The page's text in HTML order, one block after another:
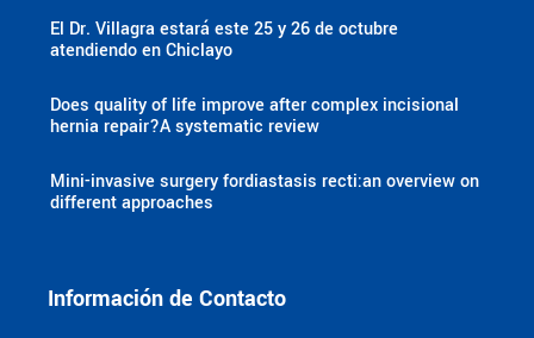
Información de Contacto
El Dr. Villagra estará este 25 y 26 de octubre
atendiendo en Chiclayo
Does quality of life improve after complex incisional
hernia repair?A systematic review
Mini-invasive surgery fordiastasis recti:an overview on
different approaches